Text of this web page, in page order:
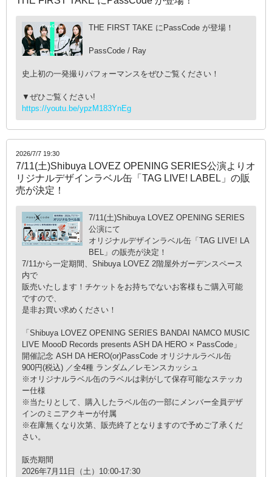
THE FIRST TAKE にPassCode が登場！
PassCode / Ray
史上初の一発撮りパフォーマンスをぜひご覧ください！
▼ぜひご覧ください!
https://youtu.be/ypzM183YnEg
2026/7/7 19:30
7/11(土)Shibuya LOVEZ OPENING SERIES公演よりオ
リジナルデザインラベル缶「TAG LIVE! LABEL」の販
売が決定！
7/11(土)Shibuya LOVEZ OPENING SERIES
公演にて
オリジナルデザインラベル缶「TAG LIVE! LA
BEL」の販売が決定！
7/11から一定期間、Shibuya LOVEZ 2階屋外ガーデンスペース
内で
販売いたします！チケットをお持ちでないお客様もご購入可能
ですので、
是非お買い求めください！
「Shibuya LOVEZ OPENING SERIES BANDAI NAMCO MUSIC
LIVE MoooD Records presents ASH DA HERO × PassCode」
開催記念 ASH DA HERO(or)PassCode オリジナルラベル缶
900円(税込) ／全4種 ランダム／レモンスカッシュ
※オリジナルラベル缶のラベルは剥がして保存可能なステッカ
ー仕様
※当たりとして、購入したラベル缶の一部にメンバー全員デザ
インのミニアクキーが付属
※在庫無くなり次第、販売終了となりますので予めご了承くだ
さい。
販売期間
2026年7月11日（土）10:00-17:30